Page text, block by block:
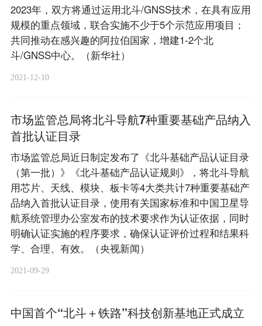
2023年，双方将通过运用北斗/GNSS技术，在具有应用
规模的重点领域，联合实施不少于5个示范应用项目；
共同推动在感兴趣的阿拉伯国家，增建1-2个北
斗/GNSS中心。（新华社）
2021-12-10
市场监管总局将北斗导航7种重要基础产品纳入
首批认证目录
市场监管总局近日制定发布了《北斗基础产品认证目录
（第一批）》《北斗基础产品认证规则》，将北斗导航
用芯片、天线、模块、板卡等4大类共计7种重要基础产
品纳入首批认证目录，使用有关国家标准和中国卫星导
航系统管理办公室发布的技术要求作为认证依据，同时
明确认证实施的程序要求，确保认证评价过程和结果科
学、合理、有效。（央视新闻）
2021-09-29
中国首个“北斗＋铁路”科技创新基地正式成立